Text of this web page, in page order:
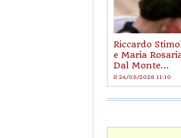
Riccardo
e Maria
Dal Monte...
il 24/05/2026 11:10